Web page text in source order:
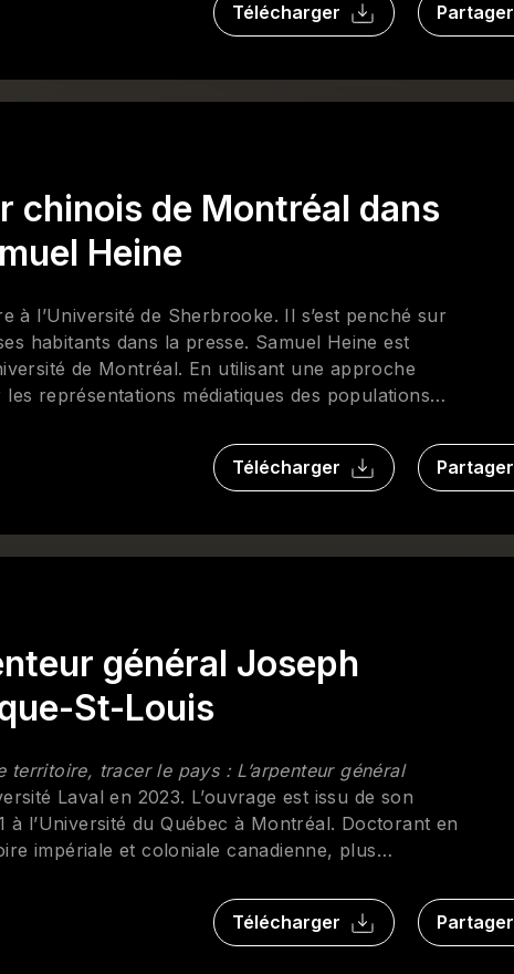
Télécharger Partager
chinois de Montréal dans
Heine
à l’Université de Sherbrooke. Il s’est penché sur
habitants dans la presse. Samuel Heine est
de Montréal. En utilisant une approche
représentations médiatiques des populations
vidéoludiques et la question de la race dans les
Télécharger Partager
général Joseph
St-Louis
territoire, tracer le pays : L’arpenteur général
Laval en 2023. L’ouvrage est issu de son
l’Université du Québec à Montréal. Doctorant en
impériale et coloniale canadienne, plus
du Fonds de recherche du Québec –
Télécharger Partager